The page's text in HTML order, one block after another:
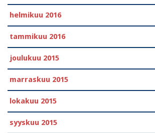
helmikuu 2016
tammikuu 2016
joulukuu 2015
marraskuu 2015
lokakuu 2015
syyskuu 2015